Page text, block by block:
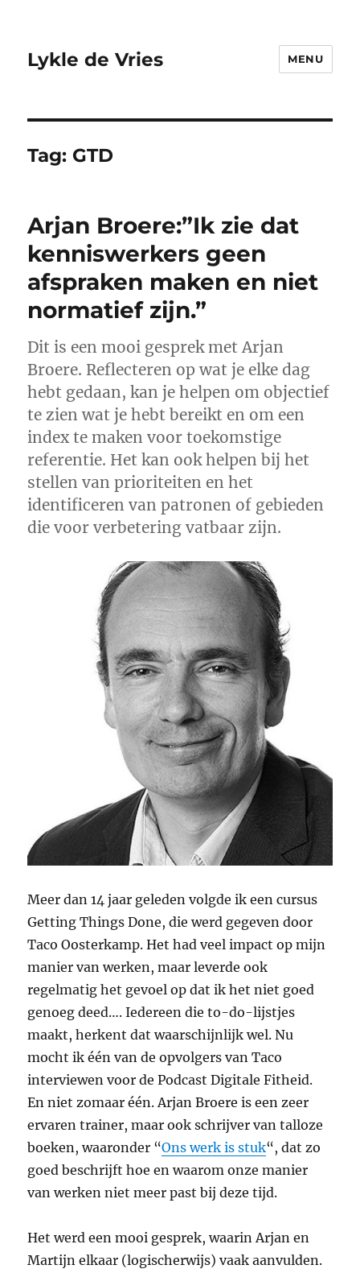
Lykle de Vries MENU
Tag: GTD
Arjan Broere:”Ik zie dat
kenniswerkers geen
afspraken maken en niet
normatief zijn.”
Dit is een mooi gesprek met Arjan
Broere. Reflecteren op wat je elke dag
hebt gedaan, kan je helpen om objectief
te zien wat je hebt bereikt en om een
index te maken voor toekomstige
referentie. Het kan ook helpen bij het
stellen van prioriteiten en het
identificeren van patronen of gebieden
die voor verbetering vatbaar zijn.
Meer dan 14 jaar geleden volgde ik een cursus
Getting Things Done, die werd gegeven door
Taco Oosterkamp. Het had veel impact op mijn
manier van werken, maar leverde ook
regelmatig het gevoel op dat ik het niet goed
genoeg deed…. Iedereen die to-do-lijstjes
maakt, herkent dat waarschijnlijk wel. Nu
mocht ik één van de opvolgers van Taco
interviewen voor de Podcast Digitale Fitheid.
En niet zomaar één. Arjan Broere is een zeer
ervaren trainer, maar ook schrijver van talloze
boeken, waaronder “Ons werk is stuk“, dat zo
goed beschrijft hoe en waarom onze manier
van werken niet meer past bij deze tijd.
Het werd een mooi gesprek, waarin Arjan en
Martijn elkaar (logischerwijs) vaak aanvulden.